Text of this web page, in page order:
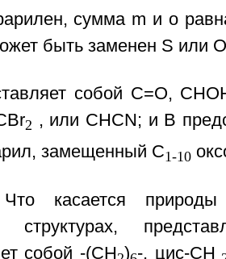
сумма m и о
быть заменен S или
собой C=O,
2 , или CHCN; и В
замещенный C1-10
касается
структурах,
собой -(CH ) -, цис-CH